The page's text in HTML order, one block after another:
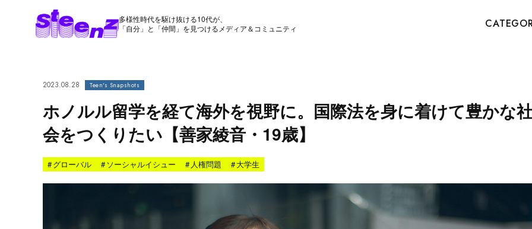
多様性時代を駆け抜ける10代が、
「自分」と「仲間」を見つけるメディア＆コミュニティ
2023.08.28 Teen's Snapshots
ホノルル留学を経て海外を視野に。国際法を身に着けて豊かな
会をつくりたい【善家綾音・19歳】
#グローバル # ソーシャルイシュー # 人権問題 #大学生